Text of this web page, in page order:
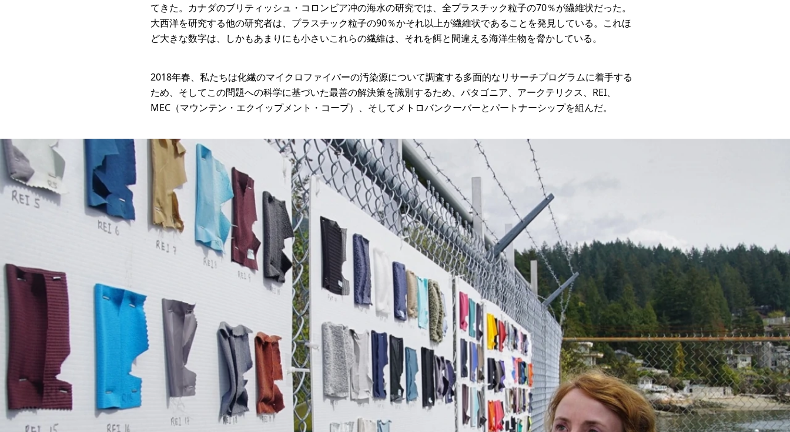
てきた。カナダのブリティッシュ・コロンビア冲の海水の研究では、全プラスチック粒子の70％が繊維状だった。
大西洋を研究する他の研究者は、プラスチック粒子の90％かそれ以上が繊維状であることを発見している。これほ
ど大きな数字は、しかもあまりにも小さいこれらの繊維は、それを餌と間違える海洋生物を脅かしている。
2018年春、私たちは化繊のマイクロファイバーの汚染源について調査する多面的なリサーチプログラムに着手する
ため、そしてこの問題への科学に基づいた最善の解決策を識別するため、パタゴニア、アークテリクス、REI、
MEC（マウンテン・エクイップメント・コープ）、そしてメトロバンクーバーとパートナーシップを組んだ。